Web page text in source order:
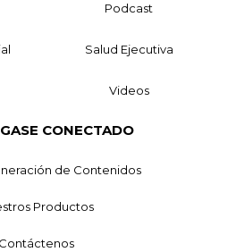
Podcast
Salud Ejecutiva
Videos
CONECTADO
de Contenidos
Productos
Contáctenos